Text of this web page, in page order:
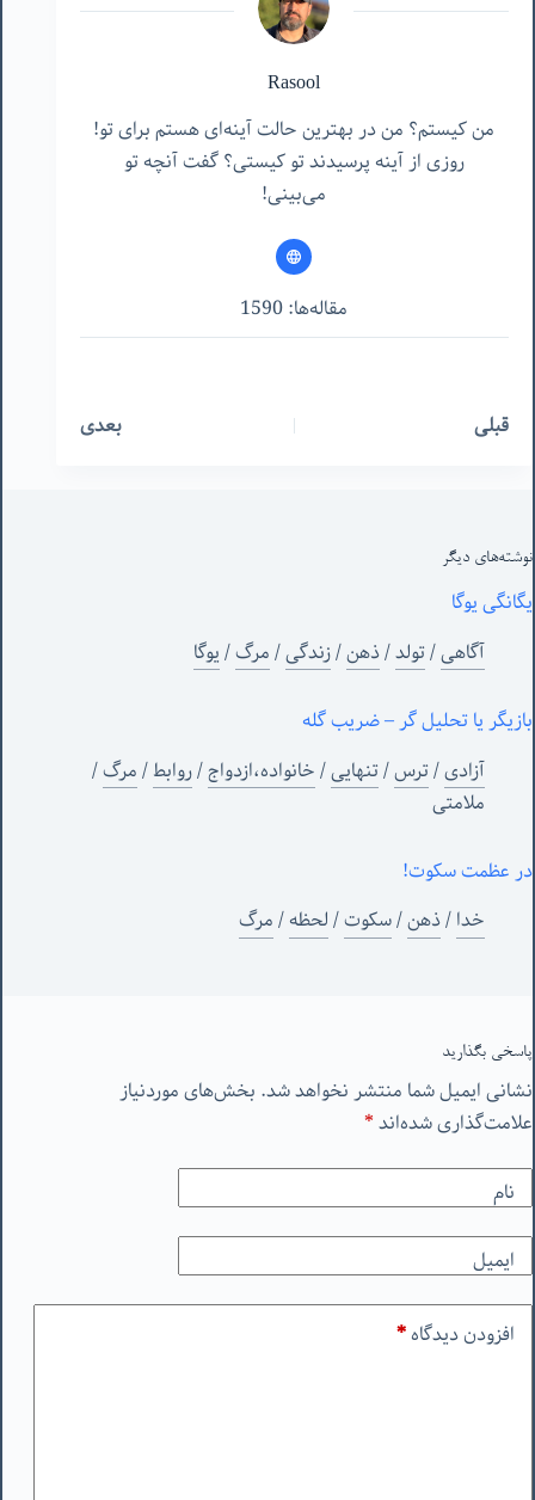
Rasool
من کیستم؟ من در بهترین حالت آینه‌ای هستم برای تو!
روزی از آینه پرسیدند تو کیستی؟ گفت آنچه تو
می‌بینی!
مقاله‌ها: 1590
قبلی بعدی
نوشته‌های‌ دیگر
یگانگی یوگا
آگاهی/تولد/ذهن/زندگی/مرگ/یوگا
بازیگر یا تحلیل گر – ضریب گله
آزادی/ترس/تنهایی/خانواده،ازدواج/روابط/مرگ/
ملامتی
در عظمت سکوت!
خدا/ذهن/سکوت/لحظه/مرگ
پاسخی بگذارید
نشانی ایمیل شما منتشر نخواهد شد. بخش‌های موردنیاز
علامت‌گذاری شده‌اند*
نام
ایمیل
افزودن دیدگاه*